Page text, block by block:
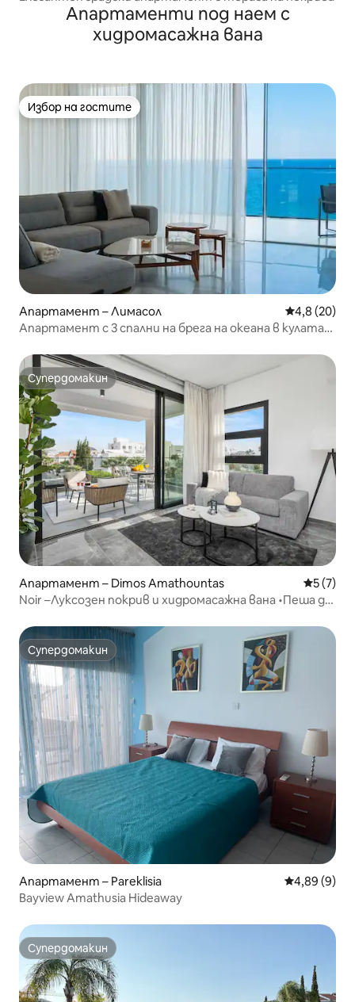
Апартаменти под наем с
хидромасажна вана
Избор на гостите
Избор на гостите
Апартамент – Лимасол Средна
4,8 (20)
Апартамент с 3 спални на брега на океана в кулата
Супердомакин
Супердомакин
Апартамент – Dimos Amathountas Средна
5 (7)
Noir –Луксозен покрив и хидромасажна вана •Пеша до
Супердомакин
Супердомакин
Апартамент – Pareklisia Средна
4,89 (9)
Bayview Amathusia Hideaway
Супердомакин
Супердомакин